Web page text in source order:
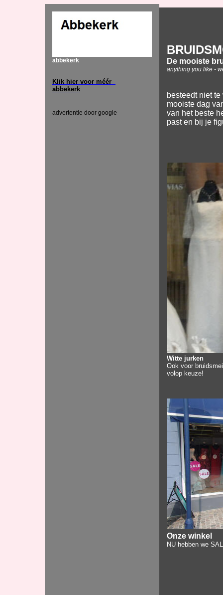
abbekerk
Klik hier voor méér
abbekerk
advertentie door google
De mooiste
anything you like -
besteedt niet
mooiste dag
van het beste
past en bij je
Witte jurken
Ook voor
volop keuze!
Onze winkel
NU hebben we